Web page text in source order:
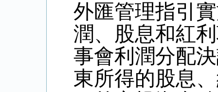
外匯管理指引
潤、股息和紅
事會利潤分配
東所得的股息